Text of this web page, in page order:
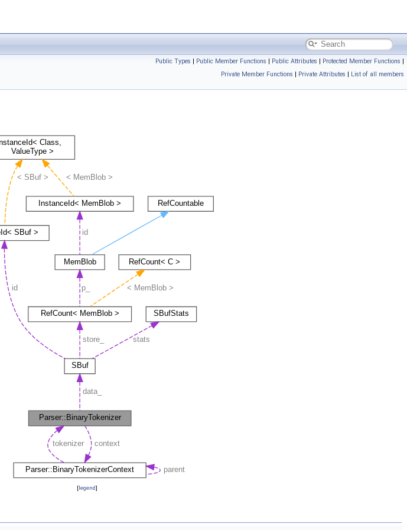
Public Types | Public Member Functions | Public Attributes | Protected Member Functions |
Private Member Functions | Private Attributes | List of all members
[legend]